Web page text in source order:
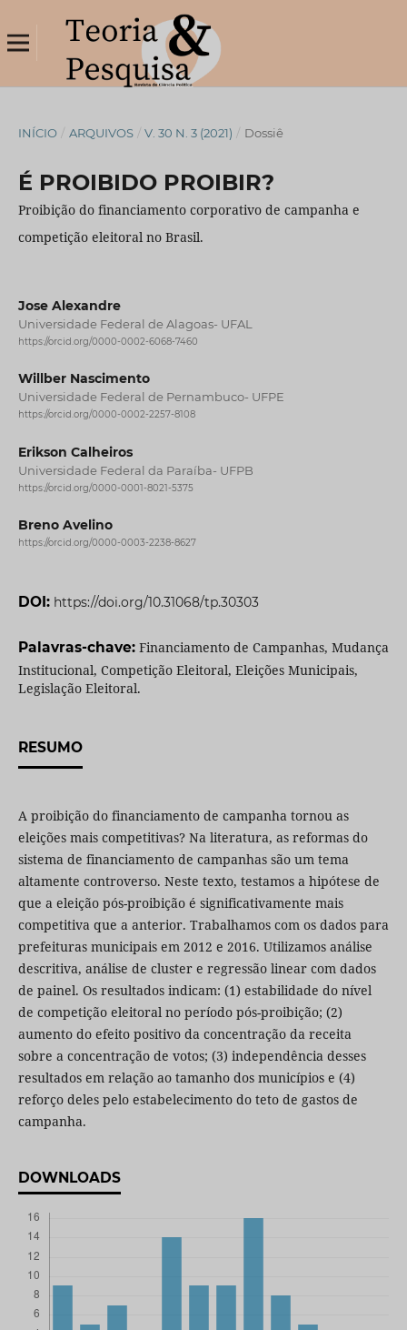
INÍCIO / ARQUIVOS / V. 30 N. 3 (2021) / Dossiê
É PROIBIDO PROIBIR?
Proibição do financiamento corporativo de campanha e
competição eleitoral no Brasil.
Jose Alexandre
Universidade Federal de Alagoas- UFAL
https://orcid.org/0000-0002-6068-7460
Willber Nascimento
Universidade Federal de Pernambuco- UFPE
https://orcid.org/0000-0002-2257-8108
Erikson Calheiros
Universidade Federal da Paraíba- UFPB
https://orcid.org/0000-0001-8021-5375
Breno Avelino
https://orcid.org/0000-0003-2238-8627
DOI: https://doi.org/10.31068/tp.30303
Palavras-chave: Financiamento de Campanhas, Mudança
Institucional, Competição Eleitoral, Eleições Municipais,
Legislação Eleitoral.
RESUMO
A proibição do financiamento de campanha tornou as
eleições mais competitivas? Na literatura, as reformas do
sistema de financiamento de campanhas são um tema
altamente controverso. Neste texto, testamos a hipótese de
que a eleição pós-proibição é significativamente mais
competitiva que a anterior. Trabalhamos com os dados para
prefeituras municipais em 2012 e 2016. Utilizamos análise
descritiva, análise de cluster e regressão linear com dados
de painel. Os resultados indicam: (1) estabilidade do nível
de competição eleitoral no período pós-proibição; (2)
aumento do efeito positivo da concentração da receita
sobre a concentração de votos; (3) independência desses
resultados em relação ao tamanho dos municípios e (4)
reforço deles pelo estabelecimento do teto de gastos de
campanha.
DOWNLOADS